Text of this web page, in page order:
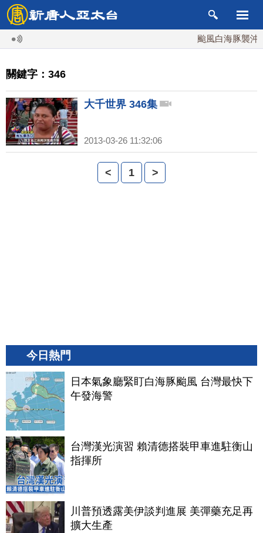
颱風白海豚襲沖
關鍵字：346
大千世界 346集
2013-03-26 11:32:06
< 1 >
今日熱門
日本氣象廳緊盯白海豚颱風 台灣最快下
午發海警
台灣漢光演習 賴清德搭裝甲車進駐衡山
指揮所
川普預透露美伊談判進展 美彈藥充足再
擴大生產